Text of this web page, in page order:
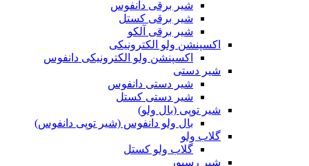
شیر برقی دانفوس
شیر برقی کستل
شیر برقی آلکو
اکسپنشن ولو الکترونیکی
اکسپنشن ولو الکترونیکی دانفوس
شیر دستی
شیر دستی دانفوس
شیر دستی کستل
شیر توپی (بال ولو)
بال ولو دانفوس (شیر توپی دانفوس)
گلاب ولو
گلاب ولو کستل
شیر رسیور